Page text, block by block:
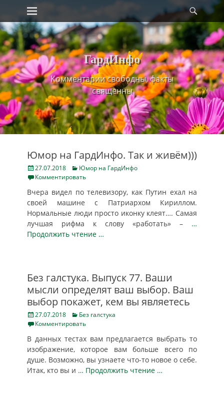
Skip
to
content
Primary Menu
ГардИнфо
Комментарии свободны, факты
священны
Юмор на ГардИнфо. Так и живём)))
Posted
on
27.07.2018 Categories
Юмор на ГардИнфо
Комментировать
Вчера видел по телевизору, как Путин ехал на
своей машине с Патриархом Кириллом.
Нормальные люди просто иконку клеят…. Самая
лучшая рифма к слову «работать» – …
Продолжить чтение …
Без галстука. Выпуск 77. Ваши
мысли определят ваш выбор. Ваш
выбор покажет, кем вы являетесь
Posted
on
27.07.2018 Categories
Без галстука
Комментировать
В данных тестах вам предлагается выбрать то
изображение, которое вам больше всего по
душе. Возможно, вы узнаете что-то новое о себе.
Итак, кто вы и … Продолжить чтение …